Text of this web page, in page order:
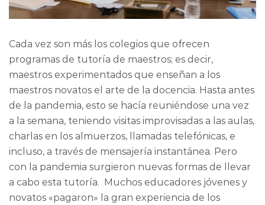
Cada vez son más los colegios que ofrecen
programas de tutoría de maestros; es decir,
maestros experimentados que enseñan a los
maestros novatos el arte de la docencia. Hasta antes
de la pandemia, esto se hacía reuniéndose una vez
a la semana, teniendo visitas improvisadas a las aulas,
charlas en los almuerzos, llamadas telefónicas, e
incluso, a través de mensajería instantánea. Pero
con la pandemia surgieron nuevas formas de llevar
a cabo esta tutoría. Muchos educadores jóvenes y
novatos «pagaron» la gran experiencia de los